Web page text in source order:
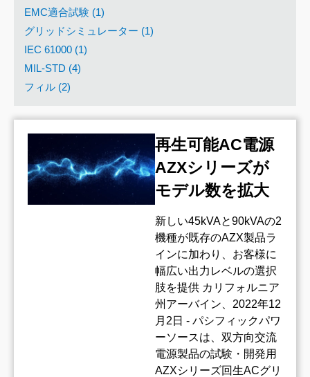
EMC適合試験 (1)
グリッドシミュレーター (1)
IEC 61000 (1)
MIL-STD (4)
フィル (2)
再生可能AC電源
AZXシリーズが
モデル数を拡大
新しい45kVAと90kVAの2
機種が既存のAZX製品ラ
インに加わり、お客様に
幅広い出力レベルの選択
肢を提供 カリフォルニア
州アーバイン、2022年12
月2日 - パシフィックパワ
ーソースは、双方向交流
電源製品の試験・開発用
AZXシリーズ回生ACグリ